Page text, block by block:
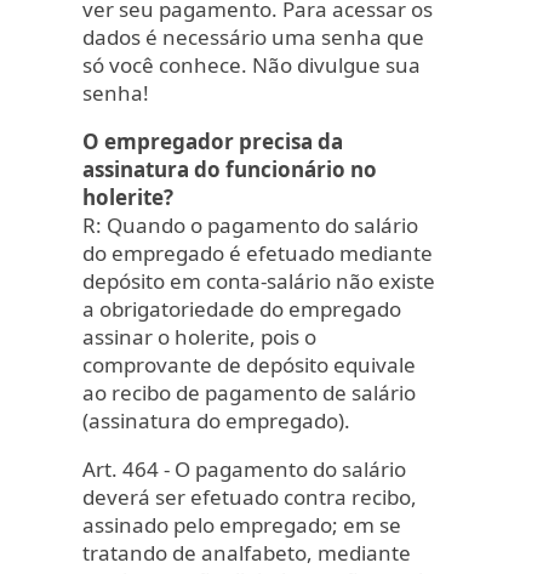
ver seu pagamento. Para acessar os
dados é necessário uma senha que
só você conhece. Não divulgue sua
senha!
O empregador precisa da
assinatura do funcionário no
holerite?
R: Quando o pagamento do salário
do empregado é efetuado mediante
depósito em conta-salário não existe
a obrigatoriedade do empregado
assinar o holerite, pois o
comprovante de depósito equivale
ao recibo de pagamento de salário
(assinatura do empregado).
Art. 464 - O pagamento do salário
deverá ser efetuado contra recibo,
assinado pelo empregado; em se
tratando de analfabeto, mediante